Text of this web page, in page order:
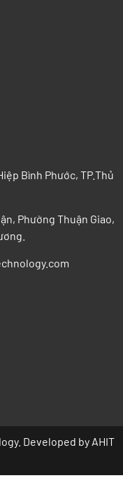
Bình Phước, TP.Thủ
Phường Thuận Giao,
Developed by AHIT